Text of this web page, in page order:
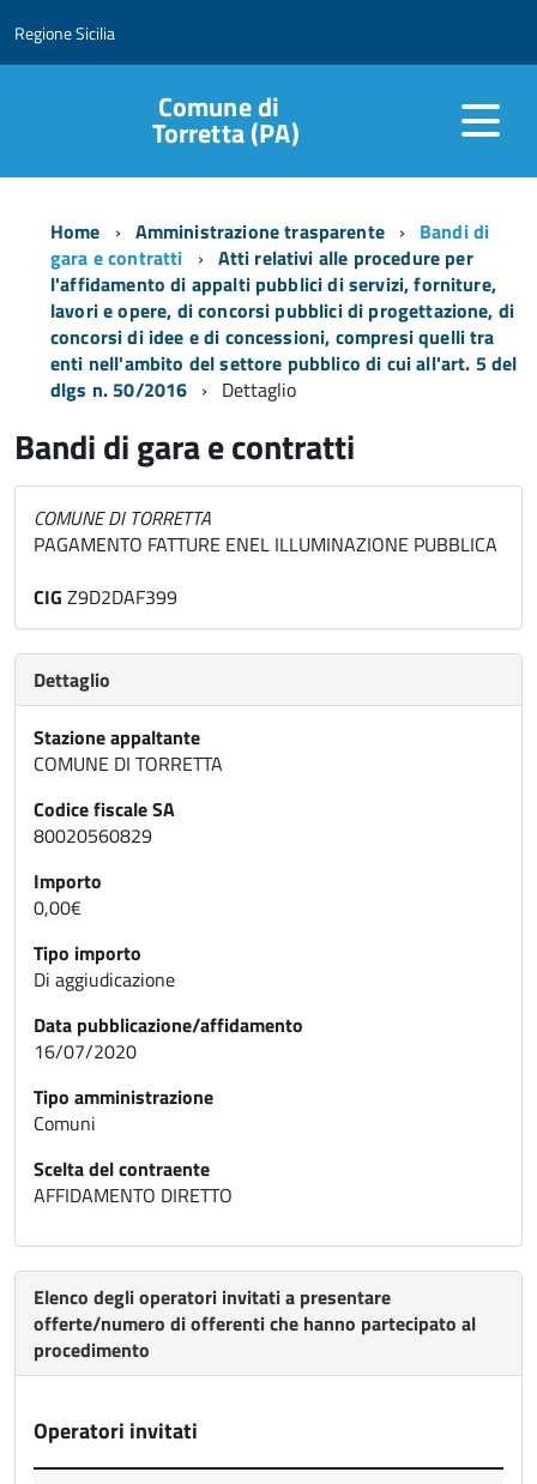
Regione Sicilia
Comune di
Torretta (PA)
Home Amministrazione trasparente
Bandi di
gara e contratti
Atti relativi alle procedure per
l'affidamento di appalti pubblici di servizi, forniture,
lavori e opere, di concorsi pubblici di progettazione, di
concorsi di idee e di concessioni, compresi quelli tra
enti nell'ambito del settore pubblico di cui all'art. 5 del
dlgs n. 50/2016
Dettaglio
Bandi di gara e contratti
COMUNE DI TORRETTA
PAGAMENTO FATTURE ENEL ILLUMINAZIONE PUBBLICA
CIG Z9D2DAF399
Dettaglio
Stazione appaltante
COMUNE DI TORRETTA
Codice fiscale SA
80020560829
Importo
0,00€
Tipo importo
Di aggiudicazione
Data pubblicazione/affidamento
16/07/2020
Tipo amministrazione
Comuni
Scelta del contraente
AFFIDAMENTO DIRETTO
Elenco degli operatori invitati a presentare
offerte/numero di offerenti che hanno partecipato al
procedimento
Operatori invitati